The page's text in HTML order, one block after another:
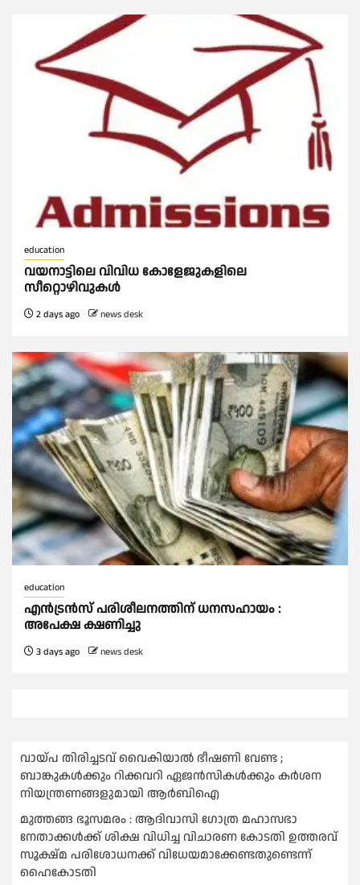
education
വയനാട്ടിലെ വിവിധ കോളേജുകളിലെ
സീറ്റൊഴിവുകൾ
2 days ago news desk
education
എന്‍ട്രന്‍സ് പരിശീലനത്തിന് ധനസഹായം :
അപേക്ഷ ക്ഷണിച്ചു
3 days ago news desk
വായ്പ തിരിച്ചടവ് വൈകിയാല്‍ ഭീഷണി വേണ്ട ;
ബാങ്കുകള്‍ക്കും റിക്കവറി ഏജൻസികള്‍ക്കും കര്‍ശന
നിയന്ത്രണങ്ങളുമായി ആര്‍ബിഐ
മുത്തങ്ങ ഭൂസമരം : ആദിവാസി ഗോത്ര മഹാസഭാ
നേതാക്കള്‍ക്ക് ശിക്ഷ വിധിച്ച വിചാരണ കോടതി ഉത്തരവ്
സൂക്ഷ്മ പരിശോധനക്ക് വിധേയമാക്കേണ്ടതുണ്ടെന്ന്
ഹൈകോടതി